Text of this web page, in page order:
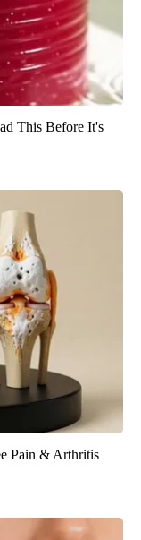
This Before It's
Pain & Arthritis